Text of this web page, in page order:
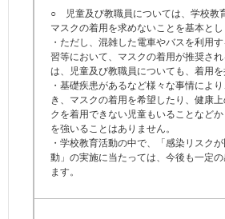
○ 児童及び教職員については、学校教
マスクの着用を求めないことを基本とし
・ただし、混雑した電車やバスを利用
習等において、マスクの着用が推奨さ
は、児童及び教職員についても、着用を
・基礎疾患があるなど様々な事情によ
き、マスクの着用を希望したり、健康
クを着用できない児童もいることなど
を強いることはありません。
・学校教育活動の中で、「感染リスク
動」の実施に当たっては、今後も一定
ます。